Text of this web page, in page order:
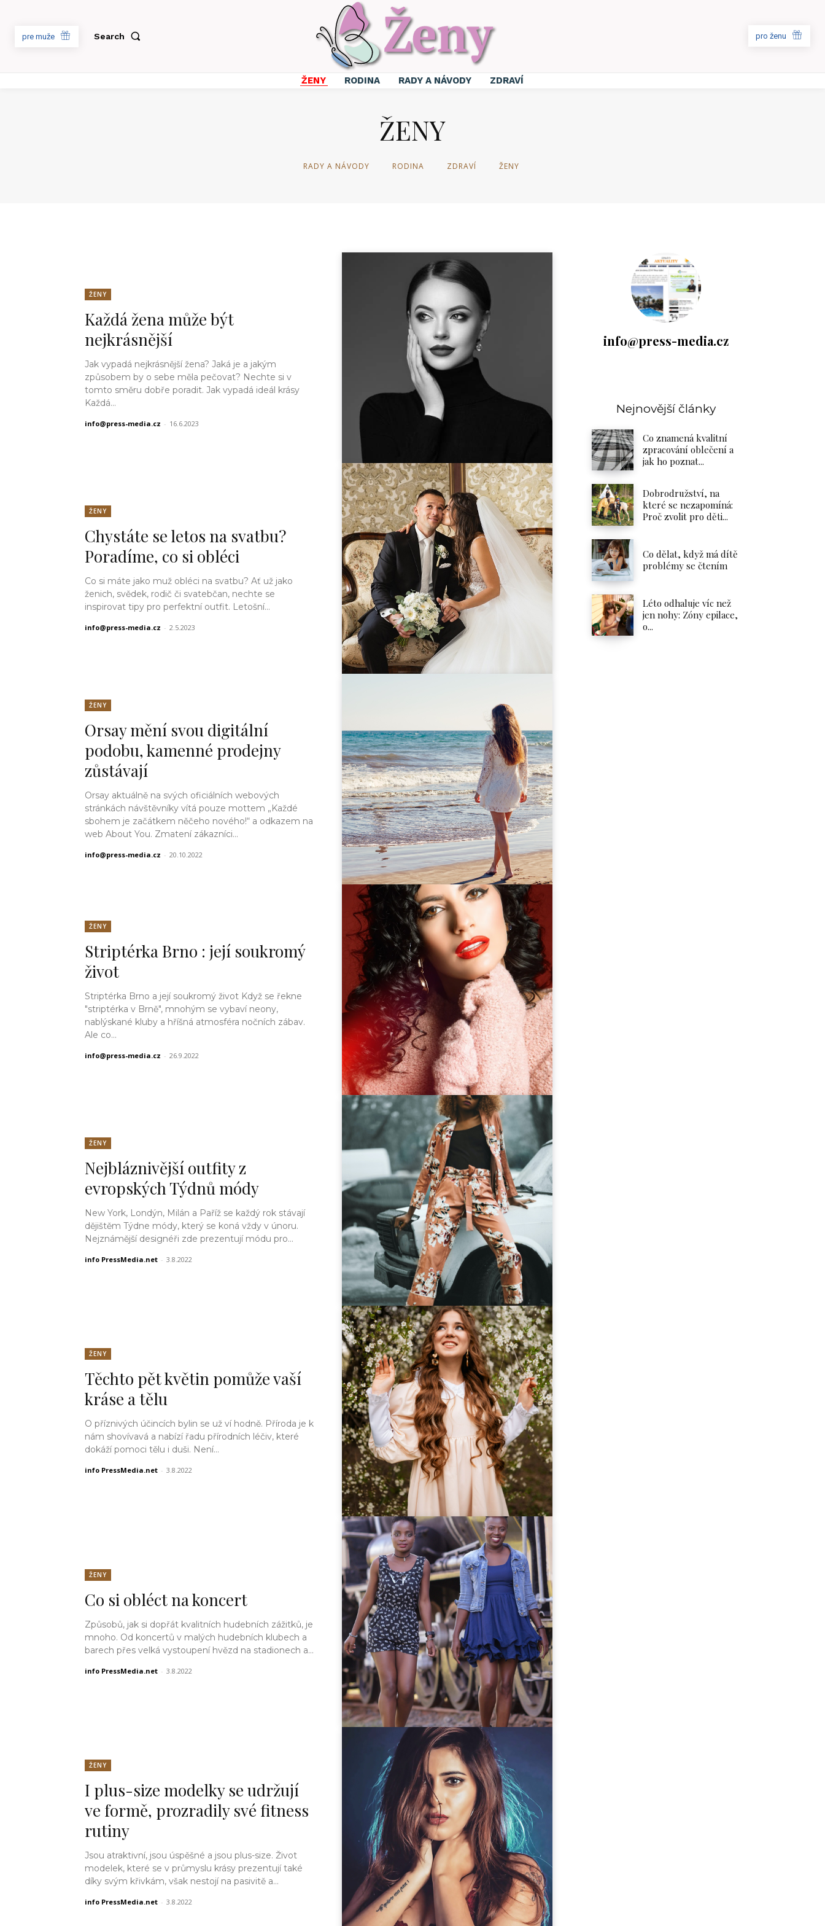
pre muže Search pro ženu
ŽENY RODINA RADY A NÁVODY ZDRAVÍ
ŽENY
RADY A NÁVODY RODINA ZDRAVÍ ŽENY
ŽENY
Každá žena může být
nejkrásnější
Jak vypadá nejkrásnější žena? Jaká je a jakým
způsobem by o sebe měla pečovat? Nechte si v
tomto směru dobře poradit. Jak vypadá ideál krásy
Každá...
info@press-media.cz - 16.6.2023
ŽENY
Chystáte se letos na svatbu?
Poradíme, co si obléci
Co si máte jako muž obléci na svatbu? Ať už jako
ženich, svědek, rodič či svatebčan, nechte se
inspirovat tipy pro perfektní outfit. Letošní...
info@press-media.cz - 2.5.2023
ŽENY
Orsay mění svou digitální
podobu, kamenné prodejny
zůstávají
Orsay aktuálně na svých oficiálních webových
stránkách návštěvníky vítá pouze mottem „Každé
sbohem je začátkem něčeho nového!“ a odkazem na
web About You. Zmatení zákazníci...
info@press-media.cz - 20.10.2022
ŽENY
Striptérka Brno : její soukromý
život
Striptérka Brno a její soukromý život Když se řekne
"striptérka v Brně", mnohým se vybaví neony,
nablýskané kluby a hříšná atmosféra nočních zábav.
Ale co...
info@press-media.cz - 26.9.2022
ŽENY
Nejbláznivější outfity z
evropských Týdnů módy
New York, Londýn, Milán a Paříž se každý rok stávají
dějištěm Týdne módy, který se koná vždy v únoru.
Nejznámější designéři zde prezentují módu pro...
info PressMedia.net - 3.8.2022
ŽENY
Těchto pět květin pomůže vaší
kráse a tělu
O příznivých účincích bylin se už ví hodně. Příroda je k
nám shovívavá a nabízí řadu přírodních léčiv, které
dokáží pomoci tělu i duši. Není...
info PressMedia.net - 3.8.2022
ŽENY
Co si obléct na koncert
Způsobů, jak si dopřát kvalitních hudebních zážitků, je
mnoho. Od koncertů v malých hudebních klubech a
barech přes velká vystoupení hvězd na stadionech a...
info PressMedia.net - 3.8.2022
ŽENY
I plus-size modelky se udržují
ve formě, prozradily své fitness
rutiny
Jsou atraktivní, jsou úspěšné a jsou plus-size. Život
modelek, které se v průmyslu krásy prezentují také
díky svým křivkám, však nestojí na pasivitě a...
info PressMedia.net - 3.8.2022
info@press-media.cz
Nejnovější články
Co znamená kvalitní
zpracování oblečení a
jak ho poznat...
Dobrodružství, na
které se nezapomíná:
Proč zvolit pro děti...
Co dělat, když má dítě
problémy se čtením
Léto odhaluje víc než
jen nohy: Zóny epilace,
o...